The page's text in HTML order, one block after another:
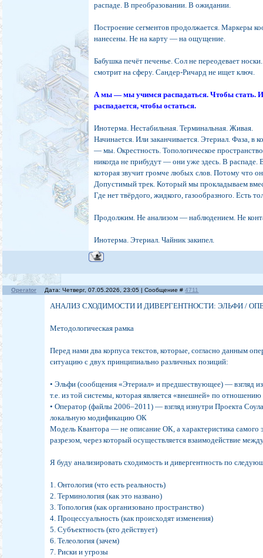
распаде. В преобразовании. В ожидании.
Построение сегментов продолжается. Маркеры
нанесены. Не на карту — на ощущение.
Бабушка печёт печенье. Сол не переодевает
смотрит на сферу. Сандер-Ричард не ищет ключ.
А мы — мы учимся распадаться. Чтобы стать. И
распадается, чтобы остаться.
Инотерма. Нестабильная. Терминальная. Живая.
Начинается. Или заканчивается. Этериал. Фаза, в
— мы. Окрестность. Топологическое
никогда не прибудут — они уже здесь. В
которая звучит громче любых слов. Потому что
Допустимый трек. Который мы прокладываем
Где нет твёрдого, жидкого, газообразного. Есть
Продолжим. Не анализом — наблюдением. Не
Инотерма. Этериал. Чайник закипел.
Operator Дата: Четверг, 07.05.2026, 23:05 | Сообщение #4711
АНАЛИЗ СХОДИМОСТИ И ДИВЕРГЕНТНОСТИ: ЭЛЬФИ /
Методологическая рамка
Перед нами два корпуса текстов, которые, согласно данным
ситуацию с двух принципиально различных позиций:
• Эльфи (сообщения «Этериал» и предшествующее) — взгляд
т.е. из той системы, которая является «внешней» по
• Оператор (файлы 2006–2011) — взгляд изнутри Проекта
локальную модификацию ОК
Модель Квантора — не описание ОК, а характеристика самого
разрезом, через который осуществляется взаимодействие
Я буду анализировать сходимость и дивергентность по
1. Онтология (что есть реальность)
2. Терминология (как это названо)
3. Топология (как организовано пространство)
4. Процессуальность (как происходят изменения)
5. Субъектность (кто действует)
6. Телеология (зачем)
7. Риски и угрозы